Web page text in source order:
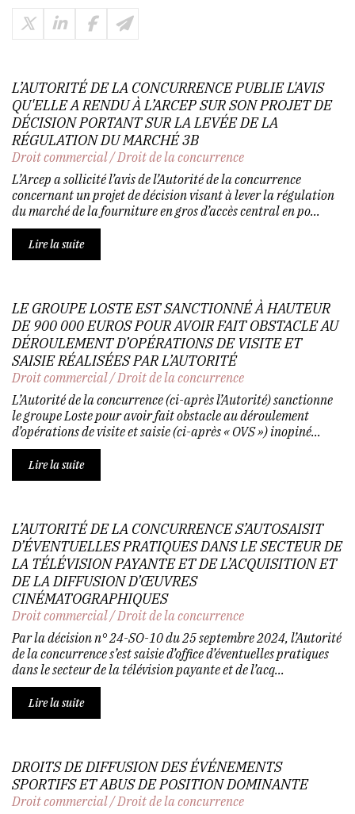
L’AUTORITÉ DE LA CONCURRENCE PUBLIE L'AVIS
QU'ELLE A RENDU À L’ARCEP SUR SON PROJET DE
DÉCISION PORTANT SUR LA LEVÉE DE LA
RÉGULATION DU MARCHÉ 3B
Droit commercial/Droit de la concurrence
L’Arcep a sollicité l’avis de l’Autorité de la concurrence
concernant un projet de décision visant à lever la régulation
du marché de la fourniture en gros d’accès central en po...
Lire la suite
LE GROUPE LOSTE EST SANCTIONNÉ À HAUTEUR
DE 900 000 EUROS POUR AVOIR FAIT OBSTACLE AU
DÉROULEMENT D’OPÉRATIONS DE VISITE ET
SAISIE RÉALISÉES PAR L’AUTORITÉ
Droit commercial/Droit de la concurrence
L’Autorité de la concurrence (ci-après l’Autorité) sanctionne
le groupe Loste pour avoir fait obstacle au déroulement
d’opérations de visite et saisie (ci-après « OVS ») inopiné...
Lire la suite
L’AUTORITÉ DE LA CONCURRENCE S’AUTOSAISIT
D’ÉVENTUELLES PRATIQUES DANS LE SECTEUR DE
LA TÉLÉVISION PAYANTE ET DE L’ACQUISITION ET
DE LA DIFFUSION D’ŒUVRES
CINÉMATOGRAPHIQUES
Droit commercial/Droit de la concurrence
Par la décision n° 24-SO-10 du 25 septembre 2024, l’Autorité
de la concurrence s’est saisie d’office d’éventuelles pratiques
dans le secteur de la télévision payante et de l’acq...
Lire la suite
DROITS DE DIFFUSION DES ÉVÉNEMENTS
SPORTIFS ET ABUS DE POSITION DOMINANTE
Droit commercial/Droit de la concurrence